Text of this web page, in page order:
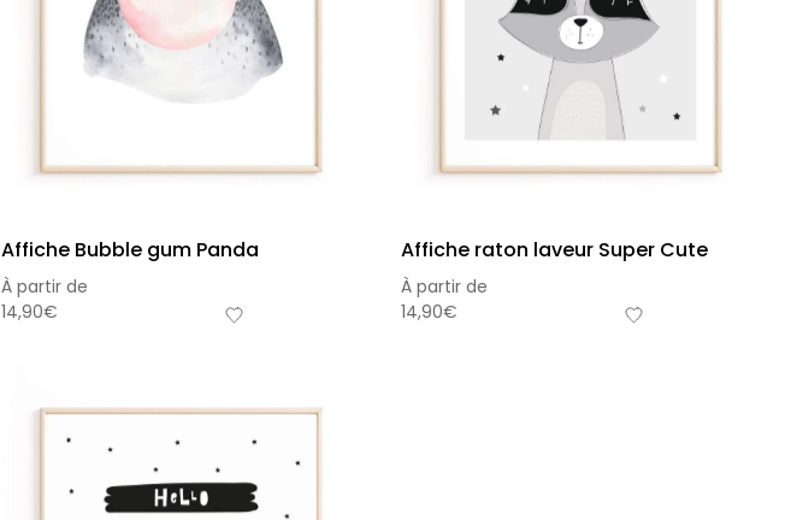
Affiche Bubble gum Panda
À partir de
14,90€
Affiche raton laveur Super Cute
À partir de
14,90€